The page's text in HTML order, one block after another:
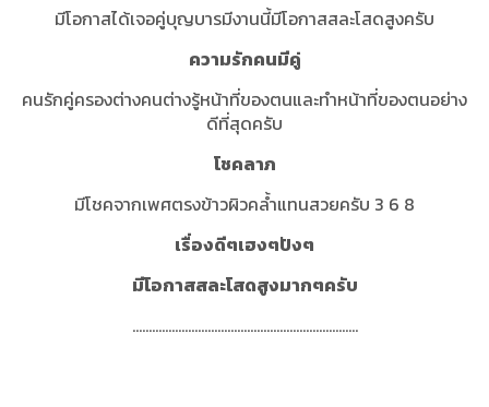
มีโอกาสได้เจอคู่บุญบารมีงานนี้มีโอกาสสละโสดสูงครับ
ความรักคนมีคู่
คนรักคู่ครองต่างคนต่างรู้หน้าที่ของตนและทำหน้าที่ของตนอย่าง
ดีที่สุดครับ
โชคลาภ
มีโชคจากเพศตรงข้าวผิวคล้ำแทนสวยครับ 3 6 8
เรื่องดีๆเฮงๆปังๆ
มีโอกาสสละโสดสูงมากๆครับ
.....................................................................